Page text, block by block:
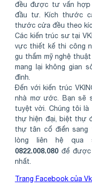
đều được tư vấn hợp
đầu tư. Kích thước
thước cửa đều theo
Các kiến trúc sư tại
vực thiết kế thi công
gu thẩm mỹ nghệ
mang lại không gian
đình.
Đến với kiến trúc
nhà mơ ước. Bạn sẽ
tuyệt vời. Chúng tôi
thự hiện đại, biệt thự
thự tân cổ điển sang
lòng liên hệ qua
0822.008.080 để được
nhất.
Trang Facebook của